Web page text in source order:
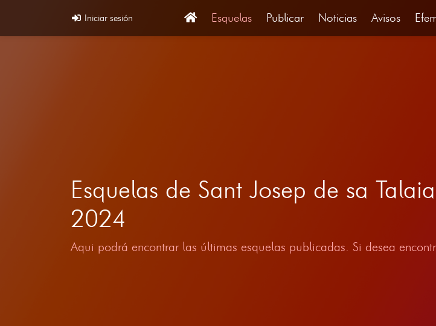
Iniciar sesión Esquelas Publicar Noticias Avisos
Esquelas de Sant Josep de sa
2024
Aqui podrá encontrar las últimas esquelas publicadas. Si desea